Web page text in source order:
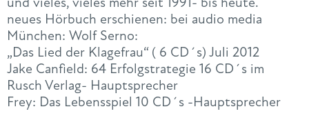
neues Hörbuch erschienen: bei audio media
München: Wolf Serno:
„Das Lied der Klagefrau“ ( 6 CD´s) Juli 2012
Jake Canfield: 64 Erfolgstrategie 16 CD´s im
Rusch Verlag- Hauptsprecher
Frey: Das Lebensspiel 10 CD´s -Hauptsprecher